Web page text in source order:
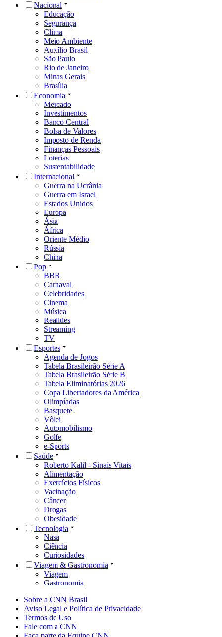
Nacional
Educação
Segurança
Clima
Meio Ambiente
Auxílio Brasil
São Paulo
Rio de Janeiro
Minas Gerais
Brasília
Economia
Mercado
Investimentos
Banco Central
Bolsa de Valores
Imposto de Renda
Finanças Pessoais
Loterias
Sustentabilidade
Internacional
Guerra na Ucrânia
Guerra em Israel
Estados Unidos
Europa
Ásia
África
Oriente Médio
Rússia
China
Pop
BBB
Carnaval
Celebridades
Cinema
Música
Realities
Streaming
TV
Esportes
Agenda de Jogos
Tabela Brasileirão Série A
Tabela Brasileirão Série B
Tabela Eliminatórias 2026
Copa Libertadores da América
Olimpíadas
Basquete
Vôlei
Automobilismo
Golfe
e-Sports
Saúde
Roberto Kalil - Sinais Vitais
Alimentação
Exercícios Físicos
Vacinação
Câncer
Drogas
Obesidade
Tecnologia
Nasa
Ciência
Curiosidades
Viagem & Gastronomia
Viagem
Gastronomia
Sobre a CNN Brasil
Aviso Legal e Política de Privacidade
Termos de Uso
Fale com a CNN
Faça parte da Equipe CNN